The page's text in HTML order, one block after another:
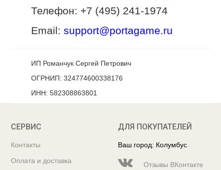
Телефон: +7 (495) 241-1974
Email: support@portagame.ru
ИП Романчук Сергей Петрович
ОГРНИП: 324774600338176
ИНН: 582308863801
СЕРВИС
Контакты
Оплата и доставка
ДЛЯ ПОКУПАТЕЛЕЙ
Ваш город: Колумбус
Отзывы ВКонтакте